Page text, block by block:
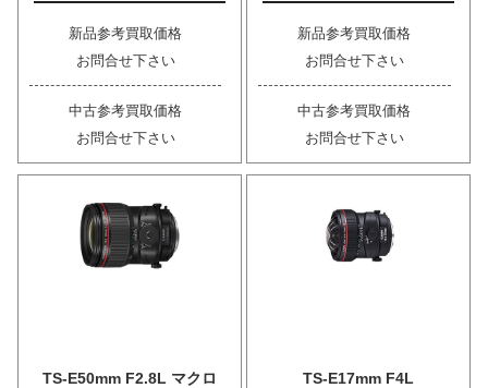
新品参考買取価格
お問合せ下さい
中古参考買取価格
お問合せ下さい
新品参考買取価格
お問合せ下さい
中古参考買取価格
お問合せ下さい
TS-E50mm F2.8L マクロ TS-E17mm F4L